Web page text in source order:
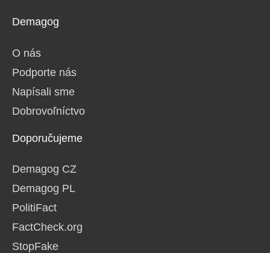
Demagog
O nás
Podporte nás
Napísali sme
Dobrovoľníctvo
Doporučujeme
Demagog CZ
Demagog PL
PolitiFact
FactCheck.org
StopFake